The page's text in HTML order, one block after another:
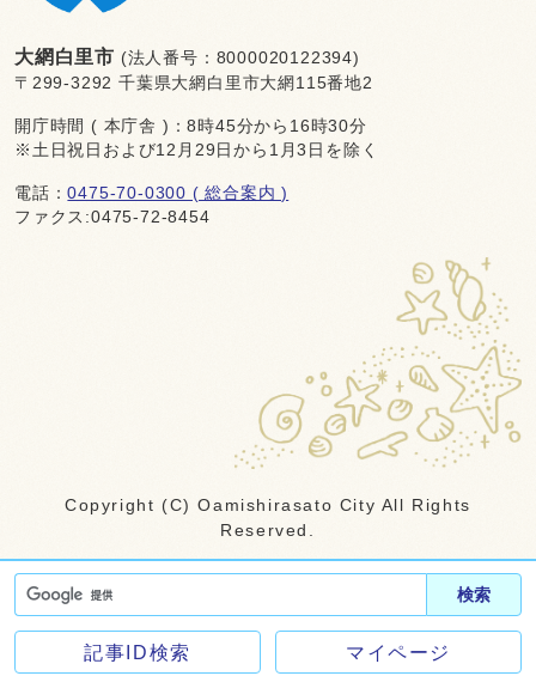
検索
記事ID検索 マイページ
大網白里市 (法人番号：8000020122394)
〒299-3292 千葉県大網白里市大網115番地2
開庁時間 ( 本庁舎 )：8時45分から16時30分
※土日祝日および12月29日から1月3日を除く
電話：0475-70-0300 ( 総合案内 )
ファクス:0475-72-8454
Copyright (C) Oamishirasato City All Rights
Reserved.